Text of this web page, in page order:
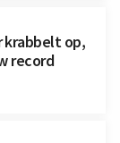
krabbelt op,
record